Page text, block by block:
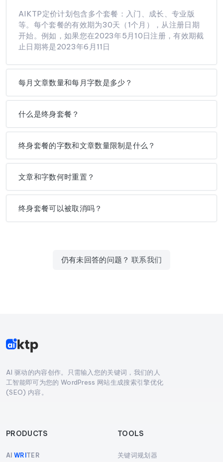
AIKTP定价计划包含多个套餐：入门、成长、专业版
等。每个套餐的有效期为30天（1个月），从注册日期
开始。例如，如果您在2023年5月10日注册，有效期截
止日期将是2023年6月11日
每月文章数量和每月字数是多少？
什么是终身套餐？
终身套餐的字数和文章数量限制是什么？
文章和字数何时重置？
终身套餐可以被取消吗？
仍有未回答的问题？ 联系我们
AI 驱动的内容创作。只需输入您的关键词，我们的人
工智能即可为您的 WordPress 网站生成搜索引擎优化
(SEO) 内容。
PRODUCTS
AI WRI TER
TOOLS
关键词规划器